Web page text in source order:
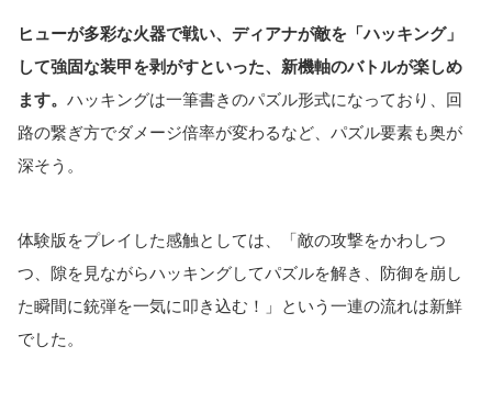
ヒューが多彩な火器で戦い、ディアナが敵を「ハッキング」
して強固な装甲を剥がすといった、新機軸のバトルが楽しめ
ます。 ハッキングは一筆書きのパズル形式になっており、回
路の繋ぎ方でダメージ倍率が変わるなど、パズル要素も奥が
深そう。
体験版をプレイした感触としては、「敵の攻撃をかわしつ
つ、隙を見ながらハッキングしてパズルを解き、防御を崩し
た瞬間に銃弾を一気に叩き込む！」という一連の流れは新鮮
でした。